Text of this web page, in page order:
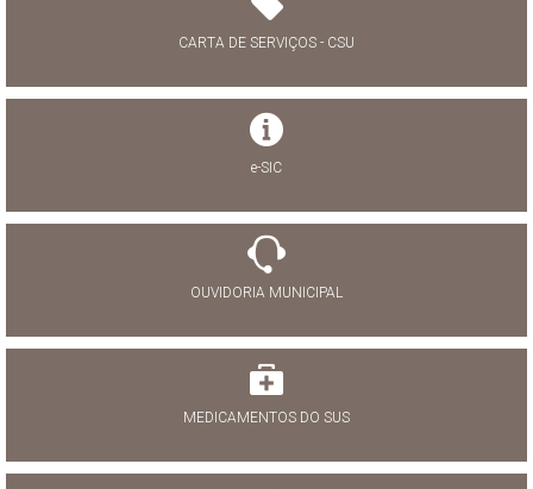
CARTA DE SERVIÇOS - CSU
e-SIC
OUVIDORIA MUNICIPAL
MEDICAMENTOS DO SUS